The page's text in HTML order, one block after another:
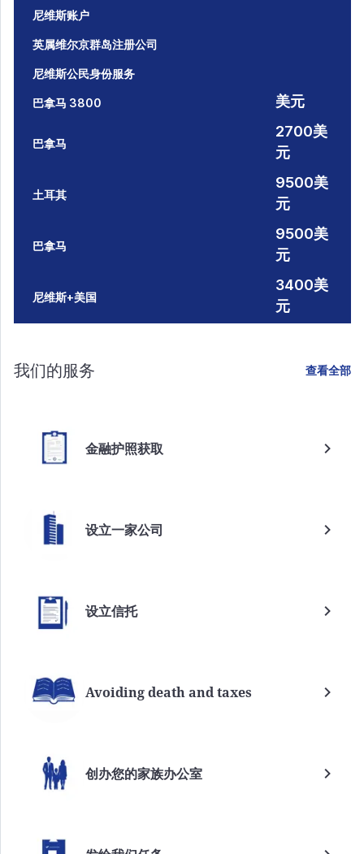
尼维斯账户
英属维尔京群岛注册公司
尼维斯公民身份服务
巴拿马 3800 美元
巴拿马
2700美
元
土耳其
9500美
元
巴拿马
9500美
元
尼维斯+美国
3400美
元
我们的服务 查看全部
金融护照获取
设立一家公司
设立信托
Avoiding death and taxes
创办您的家族办公室